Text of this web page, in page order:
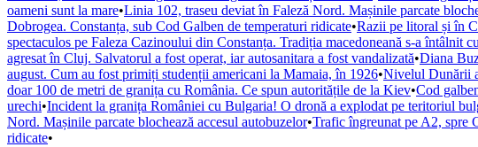
oameni sunt la mare•Linia 102, traseu deviat în Faleză Nord. Mașinile parcate
Dobrogea. Constanța, sub Cod Galben de temperaturi ridicate•Razii pe litoral și în
spectaculos pe Faleza Cazinoului din Constanța. Tradiția macedoneană s-a întâlnit
agresat în Cluj. Salvatorul a fost operat, iar autosanitara a fost vandalizată•Diana
august. Cum au fost primiți studenții americani la Mamaia, în 1926•Nivelul Dunării
doar 100 de metri de granița cu România. Ce spun autoritățile de la Kiev•Cod
urechi•Incident la granița României cu Bulgaria! O dronă a explodat pe teritoriul
Nord. Mașinile parcate blochează accesul autobuzelor•Trafic îngreunat pe A2, spre
ridicate•